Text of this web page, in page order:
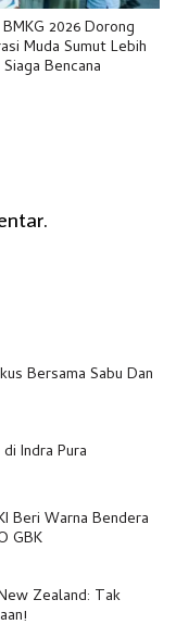
2026 Dorong
Muda Sumut Lebih
Siaga Bencana
Bersama Sabu Dan
Indra Pura
Beri Warna Bendera
GBK
Zealand: Tak